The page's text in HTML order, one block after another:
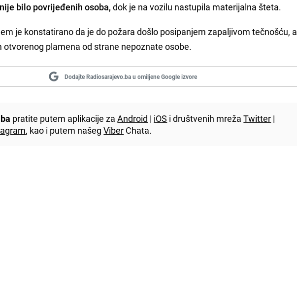
nije bilo povrijeđenih osoba, dok je na vozilu nastupila materijalna šteta.
je konstatirano da je do požara došlo posipanjem zapaljivom tečnošću, a
plamena od strane nepoznate osobe.
Dodajte Radiosarajevo.ba u omiljene Google izvore
pratite putem aplikacije zaAndroid | iOS i društvenih mrežaTwitter |
, kao i putem našegViber Chata.